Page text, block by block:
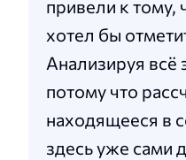
привели к тому,
хотел бы
Анализируя всё
потому что
находящееся в
здесь уже сами